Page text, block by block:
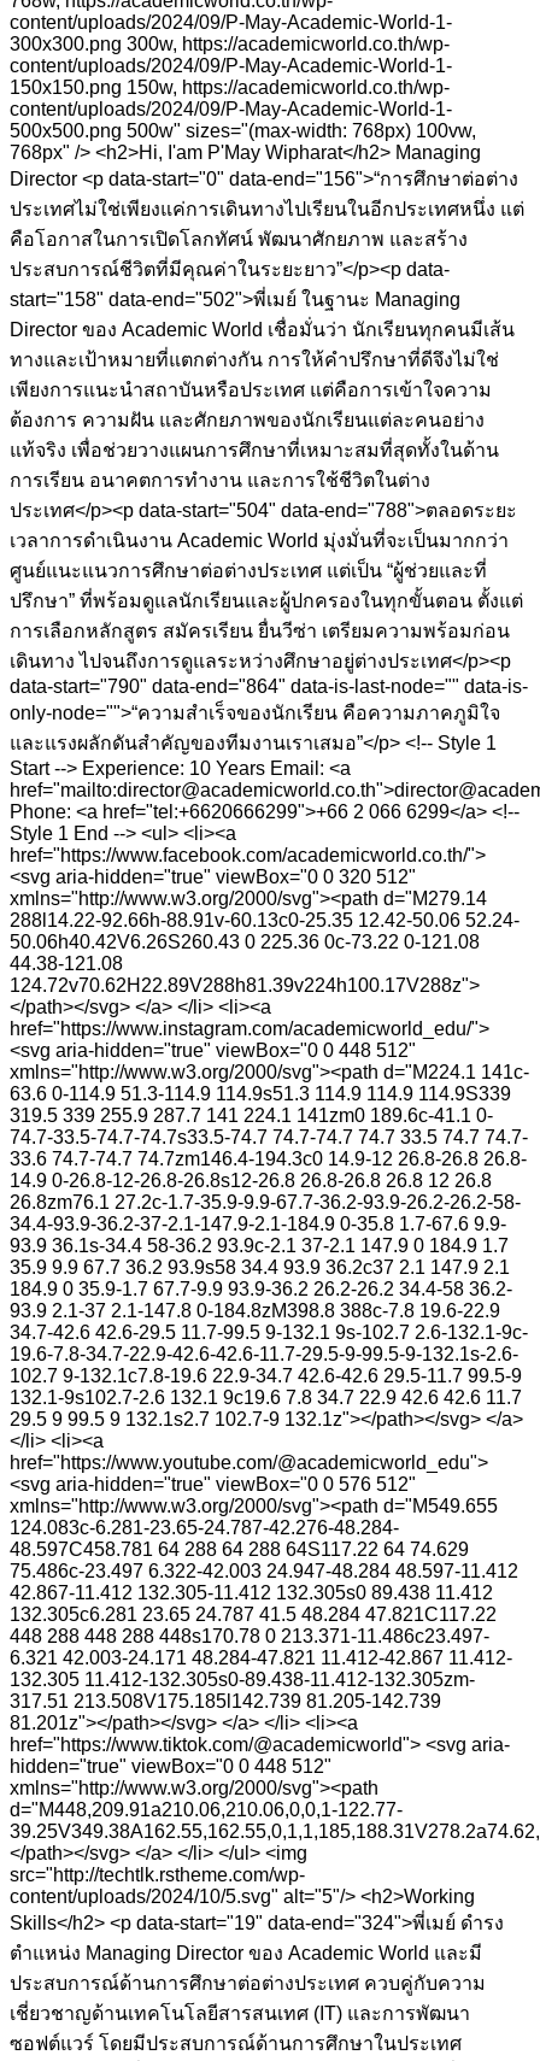
content/uploads/2024/09/P-May-Academic-World-1-
300x300.png 300w, https://academicworld.co.th/wp-
content/uploads/2024/09/P-May-Academic-World-1-
150x150.png 150w, https://academicworld.co.th/wp-
content/uploads/2024/09/P-May-Academic-World-1-
500x500.png 500w" sizes="(max-width: 768px) 100vw,
768px" /> <h2>Hi, I'am P'May Wipharat</h2> Managing
Director <p data-start="0" data-end="156">“การศึกษาต่อต่าง
ประเทศไม่ใช่เพียงแค่การเดินทางไปเรียนในอีกประเทศหนึ่ง แต่
คือโอกาสในการเปิดโลกทัศน์ พัฒนาศักยภาพ และสร้าง
ประสบการณ์ชีวิตที่มีคุณค่าในระยะยาว”</p><p data-
start="158" data-end="502">พี่เมย์ ในฐานะ Managing
Director ของ Academic World เชื่อมั่นว่า นักเรียนทุกคนมีเส้น
ทางและเป้าหมายที่แตกต่างกัน การให้คำปรึกษาที่ดีจึงไม่ใช่
เพียงการแนะนำสถาบันหรือประเทศ แต่คือการเข้าใจความ
ต้องการ ความฝัน และศักยภาพของนักเรียนแต่ละคนอย่าง
แท้จริง เพื่อช่วยวางแผนการศึกษาที่เหมาะสมที่สุดทั้งในด้าน
การเรียน อนาคตการทำงาน และการใช้ชีวิตในต่าง
ประเทศ</p><p data-start="504" data-end="788">ตลอดระยะ
เวลาการดำเนินงาน Academic World มุ่งมั่นที่จะเป็นมากกว่า
ศูนย์แนะแนวการศึกษาต่อต่างประเทศ แต่เป็น “ผู้ช่วยและที่
ปรึกษา” ที่พร้อมดูแลนักเรียนและผู้ปกครองในทุกขั้นตอน ตั้งแต่
การเลือกหลักสูตร สมัครเรียน ยื่นวีซ่า เตรียมความพร้อมก่อน
เดินทาง ไปจนถึงการดูแลระหว่างศึกษาอยู่ต่างประเทศ</p><p
data-start="790" data-end="864" data-is-last-node="" data-is-
only-node="">“ความสำเร็จของนักเรียน คือความภาคภูมิใจ
และแรงผลักดันสำคัญของทีมงานเราเสมอ”</p> <!-- Style 1
Start --> Experience: 10 Years Email: <a
Phone: <a href="tel:+6620666299">+66 2 066 6299</a> <!--
Style 1 End --> <ul> <li><a
href="https://www.facebook.com/academicworld.co.th/">
<svg aria-hidden="true" viewBox="0 0 320 512"
xmlns="http://www.w3.org/2000/svg"><path d="M279.14
288l14.22-92.66h-88.91v-60.13c0-25.35 12.42-50.06 52.24-
50.06h40.42V6.26S260.43 0 225.36 0c-73.22 0-121.08
44.38-121.08
124.72v70.62H22.89V288h81.39v224h100.17V288z">
</path></svg> </a> </li> <li><a
href="https://www.instagram.com/academicworld_edu/">
<svg aria-hidden="true" viewBox="0 0 448 512"
xmlns="http://www.w3.org/2000/svg"><path d="M224.1 141c-
63.6 0-114.9 51.3-114.9 114.9s51.3 114.9 114.9 114.9S339
319.5 339 255.9 287.7 141 224.1 141zm0 189.6c-41.1 0-
74.7-33.5-74.7-74.7s33.5-74.7 74.7-74.7 74.7 33.5 74.7 74.7-
33.6 74.7-74.7 74.7zm146.4-194.3c0 14.9-12 26.8-26.8 26.8-
14.9 0-26.8-12-26.8-26.8s12-26.8 26.8-26.8 26.8 12 26.8
26.8zm76.1 27.2c-1.7-35.9-9.9-67.7-36.2-93.9-26.2-26.2-58-
34.4-93.9-36.2-37-2.1-147.9-2.1-184.9 0-35.8 1.7-67.6 9.9-
93.9 36.1s-34.4 58-36.2 93.9c-2.1 37-2.1 147.9 0 184.9 1.7
35.9 9.9 67.7 36.2 93.9s58 34.4 93.9 36.2c37 2.1 147.9 2.1
184.9 0 35.9-1.7 67.7-9.9 93.9-36.2 26.2-26.2 34.4-58 36.2-
93.9 2.1-37 2.1-147.8 0-184.8zM398.8 388c-7.8 19.6-22.9
34.7-42.6 42.6-29.5 11.7-99.5 9-132.1 9s-102.7 2.6-132.1-9c-
19.6-7.8-34.7-22.9-42.6-42.6-11.7-29.5-9-99.5-9-132.1s-2.6-
102.7 9-132.1c7.8-19.6 22.9-34.7 42.6-42.6 29.5-11.7 99.5-9
132.1-9s102.7-2.6 132.1 9c19.6 7.8 34.7 22.9 42.6 42.6 11.7
29.5 9 99.5 9 132.1s2.7 102.7-9 132.1z"></path></svg> </a>
</li> <li><a
href="https://www.youtube.com/@academicworld_edu">
<svg aria-hidden="true" viewBox="0 0 576 512"
xmlns="http://www.w3.org/2000/svg"><path d="M549.655
124.083c-6.281-23.65-24.787-42.276-48.284-
48.597C458.781 64 288 64 288 64S117.22 64 74.629
75.486c-23.497 6.322-42.003 24.947-48.284 48.597-11.412
42.867-11.412 132.305-11.412 132.305s0 89.438 11.412
132.305c6.281 23.65 24.787 41.5 48.284 47.821C117.22
448 288 448 288 448s170.78 0 213.371-11.486c23.497-
6.321 42.003-24.171 48.284-47.821 11.412-42.867 11.412-
132.305 11.412-132.305s0-89.438-11.412-132.305zm-
317.51 213.508V175.185l142.739 81.205-142.739
81.201z"></path></svg> </a> </li> <li><a
href="https://www.tiktok.com/@academicworld"> <svg aria-
hidden="true" viewBox="0 0 448 512"
xmlns="http://www.w3.org/2000/svg"><path
d="M448,209.91a210.06,210.06,0,0,1-122.77-
</path></svg> </a> </li> </ul> <img
src="http://techtlk.rstheme.com/wp-
content/uploads/2024/10/5.svg" alt="5"/> <h2>Working
Skills</h2> <p data-start="19" data-end="324">พี่เมย์ ดำรง
ตำแหน่ง Managing Director ของ Academic World และมี
ประสบการณ์ด้านการศึกษาต่อต่างประเทศ ควบคู่กับความ
เชี่ยวชาญด้านเทคโนโลยีสารสนเทศ (IT) และการพัฒนา
ซอฟต์แวร์ โดยมีประสบการณ์ด้านการศึกษาในประเทศ